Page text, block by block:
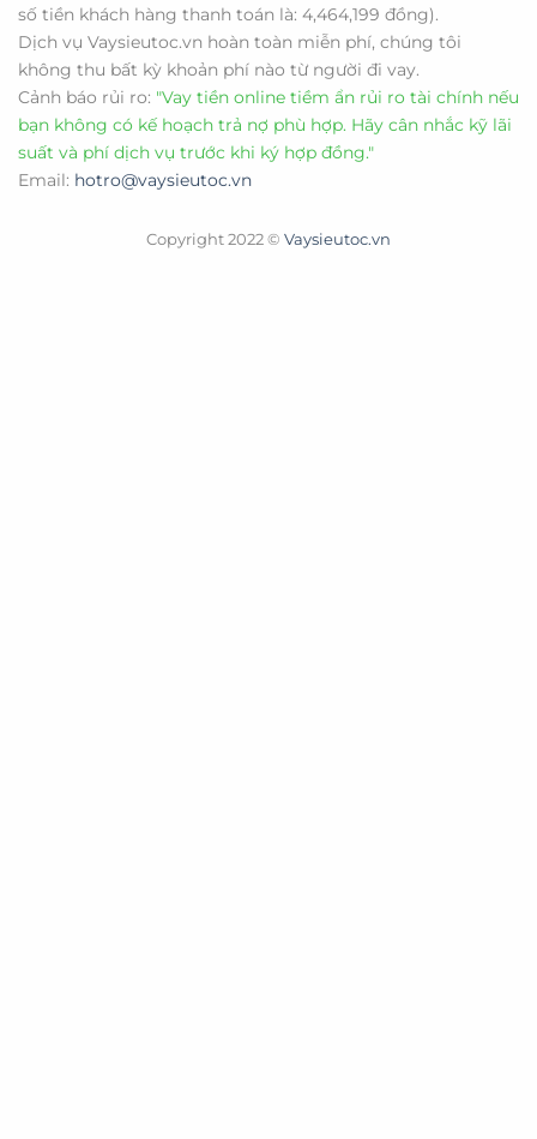
số tiền khách hàng thanh toán là: 4,464,199 đồng).
Dịch vụ Vaysieutoc.vn hoàn toàn miễn phí, chúng tôi
không thu bất kỳ khoản phí nào từ người đi vay.
Cảnh báo rủi ro: "Vay tiền online tiềm ẩn rủi ro tài chính nếu
bạn không có kế hoạch trả nợ phù hợp. Hãy cân nhắc kỹ lãi
suất và phí dịch vụ trước khi ký hợp đồng."
Email: hotro@vaysieutoc.vn
Copyright 2022 © Vaysieutoc.vn